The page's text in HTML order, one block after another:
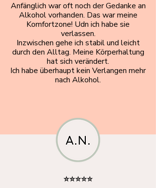
Anfänglich war oft noch der Gedanke an
Alkohol vorhanden. Das war meine
Komfortzone! Udn ich habe sie
verlassen.
Inzwischen gehe ich stabil und leicht
durch den Alltag. Meine Körperhaltung
hat sich verändert.
Ich habe überhaupt kein Verlangen mehr
nach Alkohol.
⭐⭐⭐⭐⭐